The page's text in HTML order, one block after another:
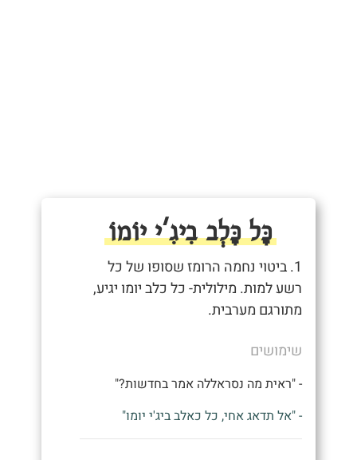
כָּל כָּלְב בִיגִ'י יוֹמוֹ
1. ביטוי נחמה הרומז שסופו של כל
רשע למות. מילולית- כל כלב יומו יגיע,
מתורגם מערבית.
שימושים
- "ראית מה נסראללה אמר בחדשות?"
- "אל תדאג אחי, כל כאלב ביג'י יומו"